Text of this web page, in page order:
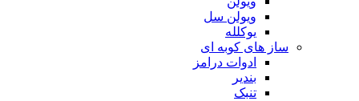
ویولن سل
یوکلله
ساز های کوبه ای
ادوات درامز
بندیر
تنبک